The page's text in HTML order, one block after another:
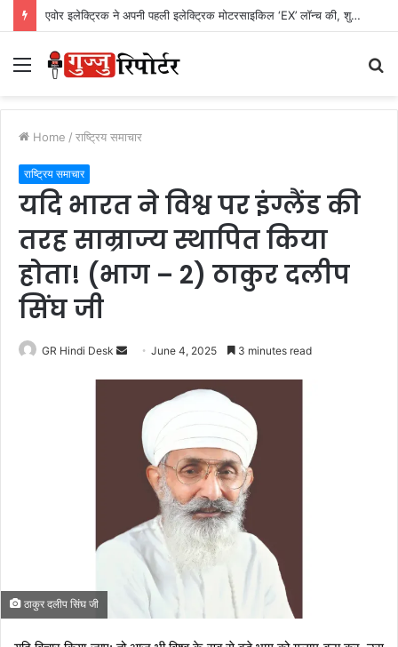
एवोर इलेक्ट्रिक ने अपनी पहली इलेक्ट्रिक मोटरसाइकिल ‘EX’ लॉन्च की, शुरुआती कीमत Rs. 1,24,999
Menu
Home / राष्ट्रिय समाचार
राष्ट्रिय समाचार
यदि भारत ने विश्व पर इंग्लैंड की
तरह साम्राज्य स्थापित किया
होता! (भाग – 2) ठाकुर दलीप
सिंघ जी
GR Hindi Desk June 4, 2025 3 minutes read
ठाकुर दलीप सिंघ जी